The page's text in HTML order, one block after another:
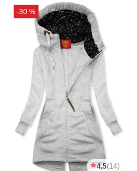
-30 %
4,5(14)